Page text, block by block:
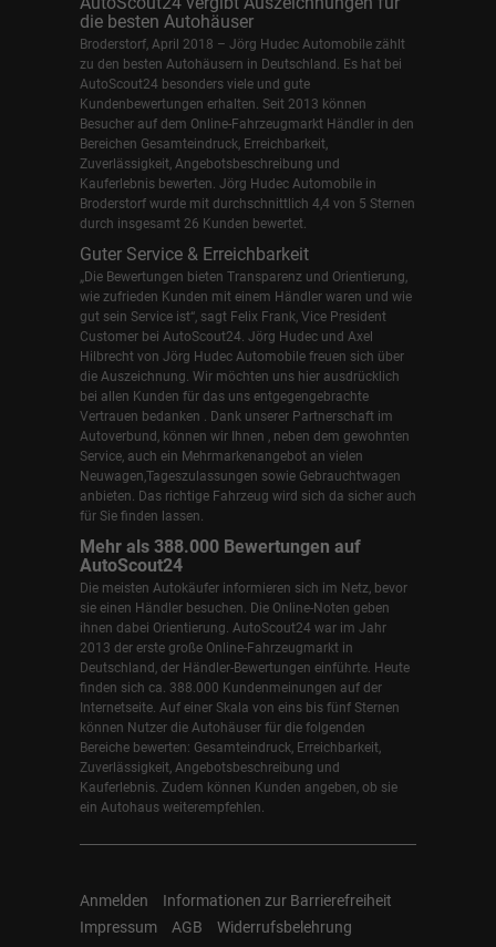
die besten Autohäuser
Broderstorf, April 2018 – Jörg Hudec Automobile zählt
zu den besten Autohäusern in Deutschland. Es hat bei
AutoScout24 besonders viele und gute
Kundenbewertungen erhalten. Seit 2013 können
Besucher auf dem Online-Fahrzeugmarkt Händler in den
Bereichen Gesamteindruck, Erreichbarkeit,
Zuverlässigkeit, Angebotsbeschreibung und
Kauferlebnis bewerten. Jörg Hudec Automobile in
Broderstorf wurde mit durchschnittlich 4,4 von 5 Sternen
durch insgesamt 26 Kunden bewertet.
Guter Service & Erreichbarkeit
„Die Bewertungen bieten Transparenz und Orientierung,
wie zufrieden Kunden mit einem Händler waren und wie
gut sein Service ist“, sagt Felix Frank, Vice President
Customer bei AutoScout24. Jörg Hudec und Axel
Hilbrecht von Jörg Hudec Automobile freuen sich über
die Auszeichnung. Wir möchten uns hier ausdrücklich
bei allen Kunden für das uns entgegengebrachte
Vertrauen bedanken . Dank unserer Partnerschaft im
Autoverbund, können wir Ihnen , neben dem gewohnten
Service, auch ein Mehrmarkenangebot an vielen
Neuwagen,Tageszulassungen sowie Gebrauchtwagen
anbieten. Das richtige Fahrzeug wird sich da sicher auch
für Sie finden lassen.
Mehr als 388.000 Bewertungen auf
AutoScout24
Die meisten Autokäufer informieren sich im Netz, bevor
sie einen Händler besuchen. Die Online-Noten geben
ihnen dabei Orientierung. AutoScout24 war im Jahr
2013 der erste große Online-Fahrzeugmarkt in
Deutschland, der Händler-Bewertungen einführte. Heute
finden sich ca. 388.000 Kundenmeinungen auf der
Internetseite. Auf einer Skala von eins bis fünf Sternen
können Nutzer die Autohäuser für die folgenden
Bereiche bewerten: Gesamteindruck, Erreichbarkeit,
Zuverlässigkeit, Angebotsbeschreibung und
Kauferlebnis. Zudem können Kunden angeben, ob sie
ein Autohaus weiterempfehlen.
Anmelden
Informationen zur Barrierefreiheit
Impressum
AGB
Widerrufsbelehrung